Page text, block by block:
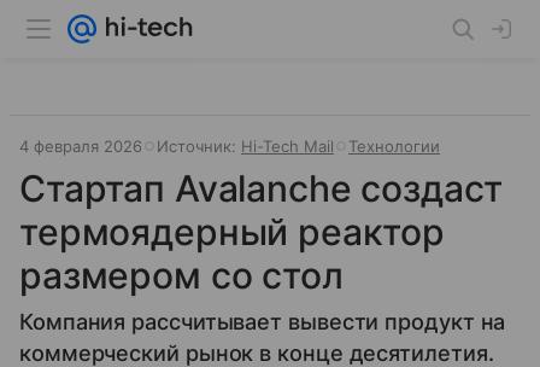
4 февраля 2026 Источник: Hi-Tech Mail Технологии
Стартап Avalanche создаст
термоядерный реактор
размером со стол
Компания рассчитывает вывести продукт на
коммерческий рынок в конце десятилетия.